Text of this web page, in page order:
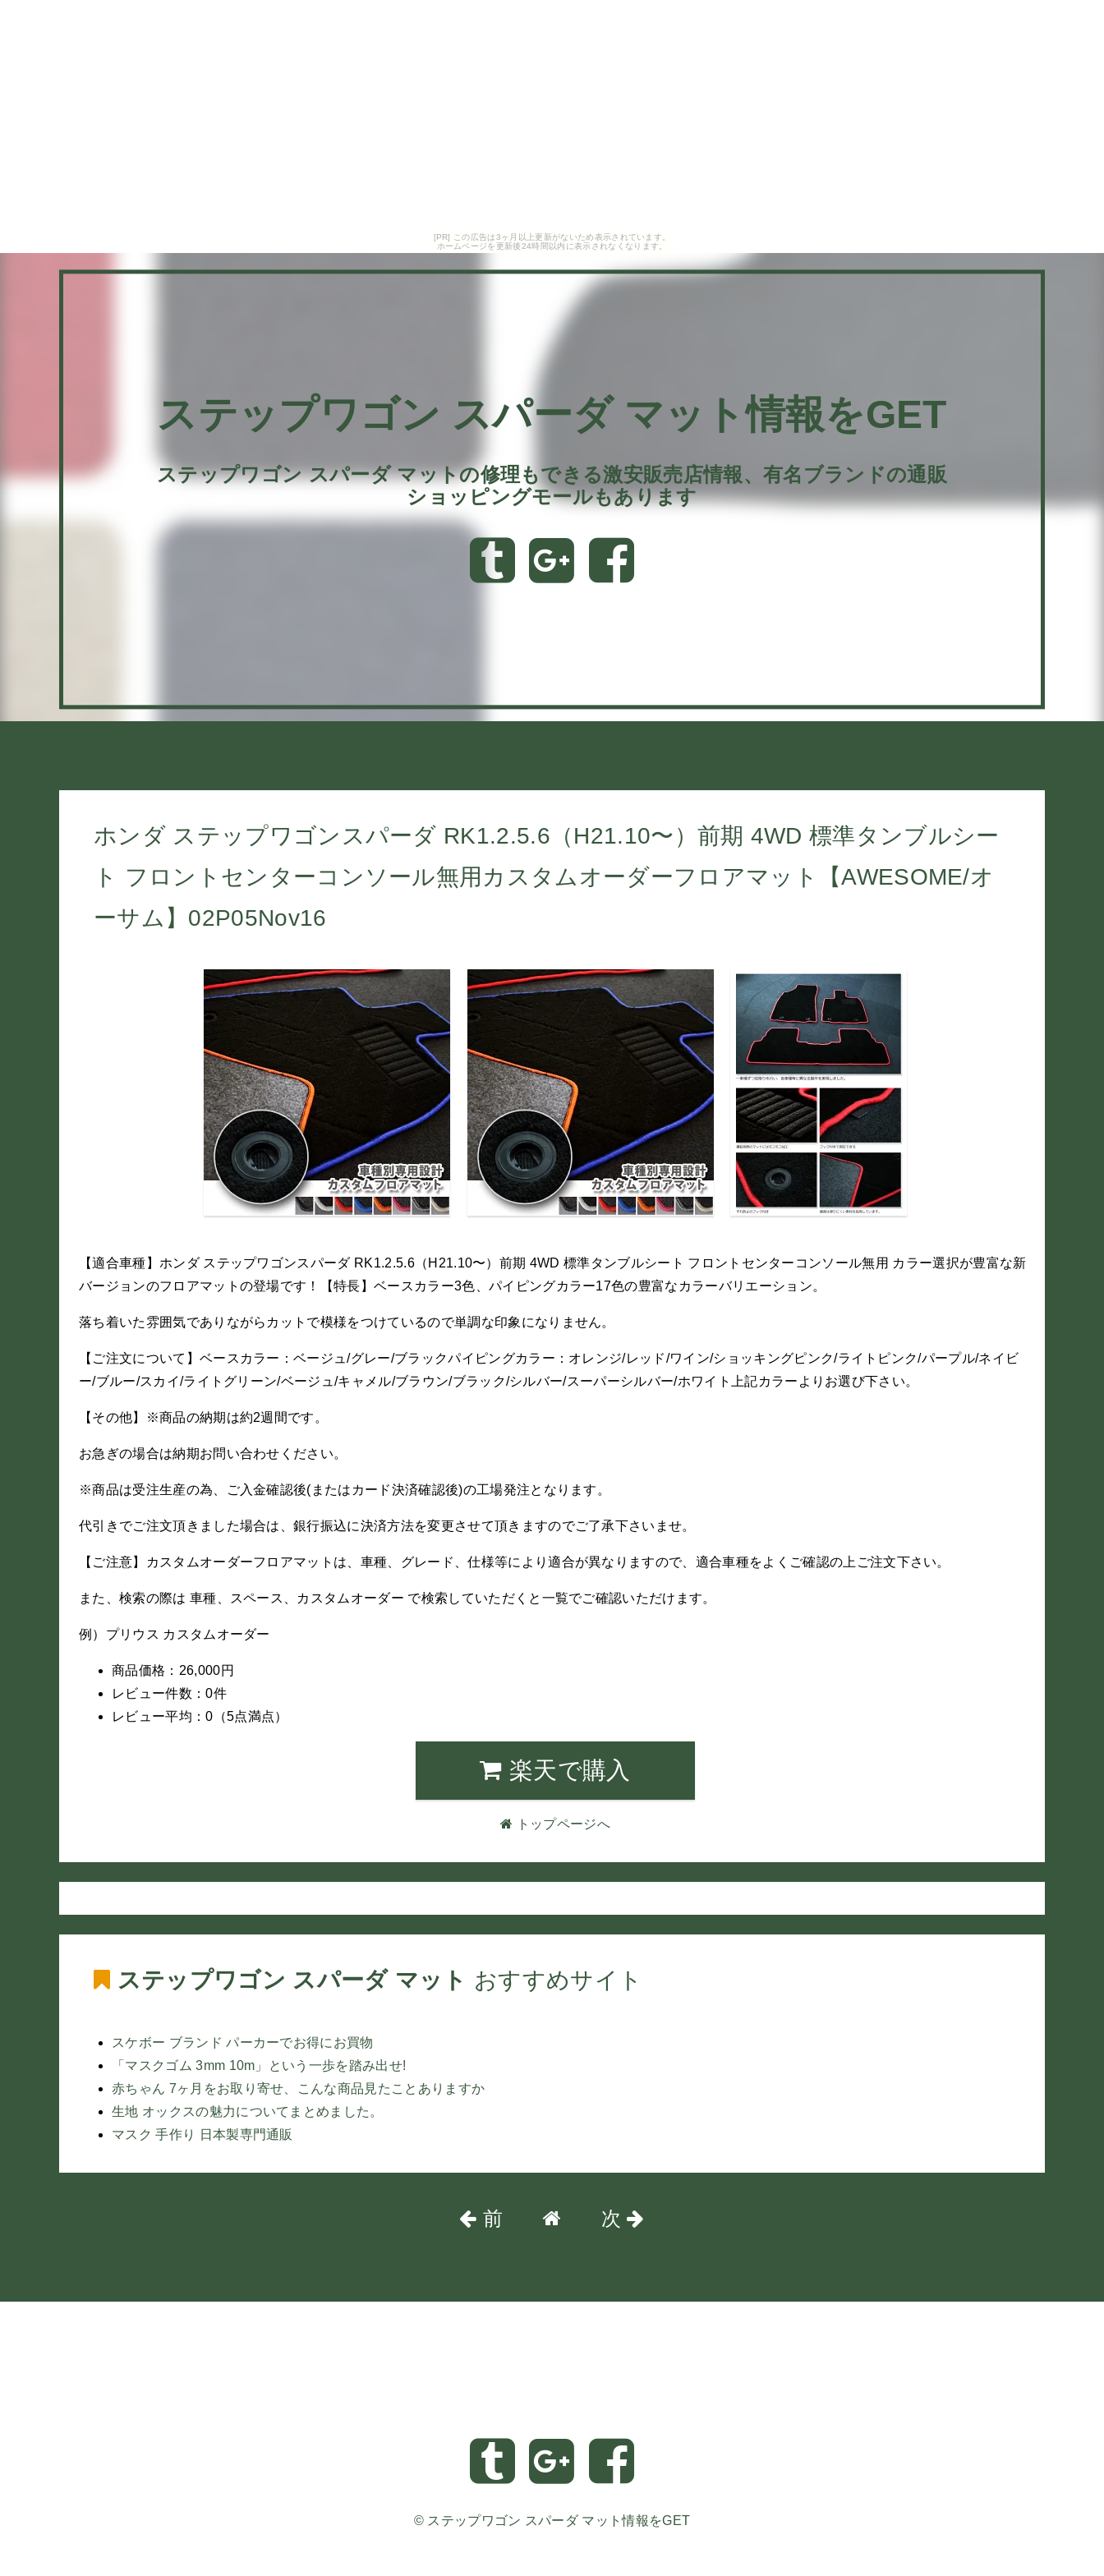
[PR] この広告は3ヶ月以上更新がないため表示されています。
ホームページを更新後24時間以内に表示されなくなります。
ステップワゴン スパーダ マット情報をGET
ステップワゴン スパーダ マットの修理もできる激安販売店情報、有名ブランドの通販
ショッピングモールもあります
ホンダ ステップワゴンスパーダ RK1.2.5.6（H21.10〜）前期 4WD 標準タンブルシー
ト フロントセンターコンソール無用カスタムオーダーフロアマット【AWESOME/オ
ーサム】02P05Nov16
【適合車種】ホンダ ステップワゴンスパーダ RK1.2.5.6（H21.10〜）前期 4WD 標準タンブルシート フロントセンターコンソール無用 カラー選択が豊富な新
バージョンのフロアマットの登場です！【特長】ベースカラー3色、パイピングカラー17色の豊富なカラーバリエーション。
落ち着いた雰囲気でありながらカットで模様をつけているので単調な印象になりません。
【ご注文について】ベースカラー：ベージュ/グレー/ブラックパイピングカラー：オレンジ/レッド/ワイン/ショッキングピンク/ライトピンク/パープル/ネイビ
ー/ブルー/スカイ/ライトグリーン/ベージュ/キャメル/ブラウン/ブラック/シルバー/スーパーシルバー/ホワイト上記カラーよりお選び下さい。
【その他】※商品の納期は約2週間です。
お急ぎの場合は納期お問い合わせください。
※商品は受注生産の為、ご入金確認後(またはカード決済確認後)の工場発注となります。
代引きでご注文頂きました場合は、銀行振込に決済方法を変更させて頂きますのでご了承下さいませ。
【ご注意】カスタムオーダーフロアマットは、車種、グレード、仕様等により適合が異なりますので、適合車種をよくご確認の上ご注文下さい。
また、検索の際は 車種、スペース、カスタムオーダー で検索していただくと一覧でご確認いただけます。
例）プリウス カスタムオーダー
商品価格：26,000円
レビュー件数：0件
レビュー平均：0（5点満点）
楽天で購入
トップページへ
ステップワゴン スパーダ マット おすすめサイト
スケボー ブランド パーカーでお得にお買物
「マスクゴム 3mm 10m」という一歩を踏み出せ!
赤ちゃん 7ヶ月をお取り寄せ、こんな商品見たことありますか
生地 オックスの魅力についてまとめました。
マスク 手作り 日本製専門通販
前 次
© ステップワゴン スパーダ マット情報をGET